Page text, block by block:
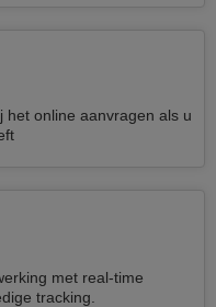
het online aanvragen als u
met real-time
tracking.